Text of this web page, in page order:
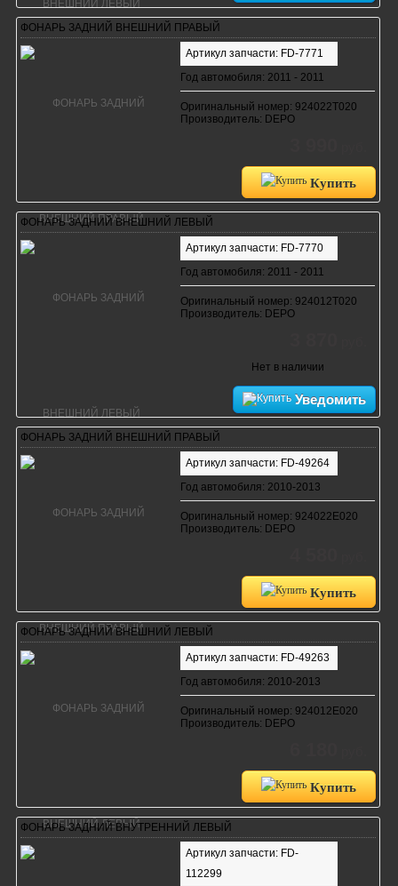
ФОНАРЬ ЗАДНИЙ ВНЕШНИЙ ПРАВЫЙ
Артикул запчасти: FD-7771
Год автомобиля: 2011 - 2011
Оригинальный номер: 924022T020
Производитель: DEPO
Купить
ФОНАРЬ ЗАДНИЙ ВНЕШНИЙ ЛЕВЫЙ
Артикул запчасти: FD-7770
Год автомобиля: 2011 - 2011
Оригинальный номер: 924012T020
Производитель: DEPO
Нет в наличии
Уведомить
ФОНАРЬ ЗАДНИЙ ВНЕШНИЙ ПРАВЫЙ
Артикул запчасти: FD-49264
Год автомобиля: 2010-2013
Оригинальный номер: 924022Е020
Производитель: DEPO
Купить
ФОНАРЬ ЗАДНИЙ ВНЕШНИЙ ЛЕВЫЙ
Артикул запчасти: FD-49263
Год автомобиля: 2010-2013
Оригинальный номер: 924012Е020
Производитель: DEPO
Купить
ФОНАРЬ ЗАДНИЙ ВНУТРЕННИЙ ЛЕВЫЙ
Артикул запчасти: FD-
112299